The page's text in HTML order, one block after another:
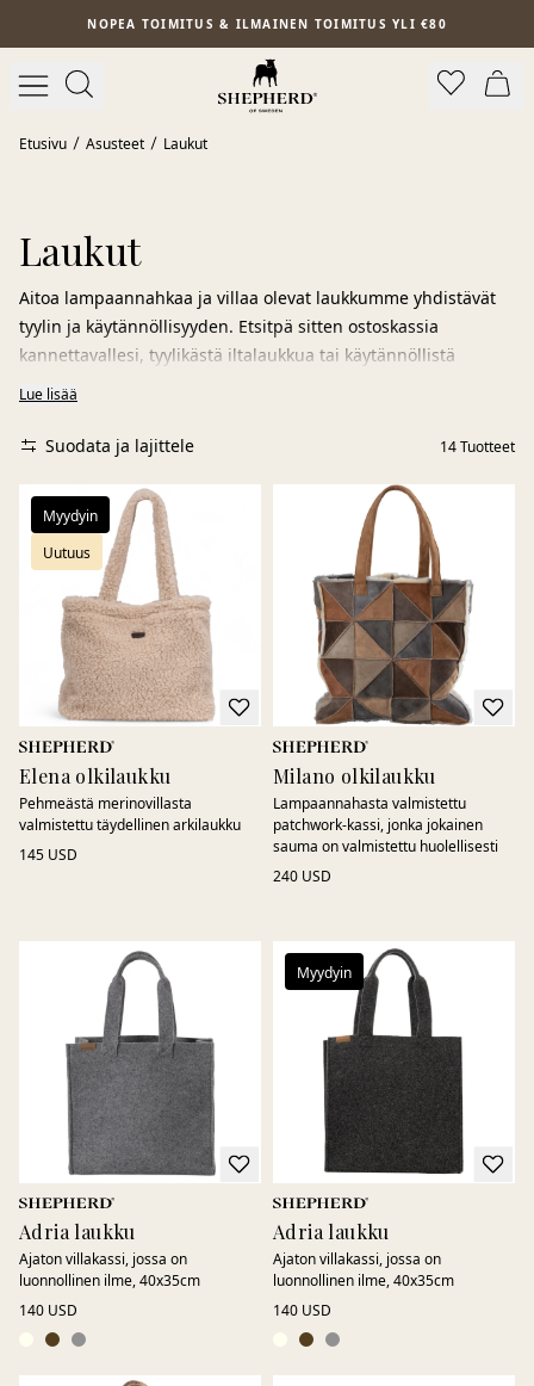
Siirry pääsisältöönNOPEA TOIMITUS & ILMAINEN TOIMITUS YLI €80
Etusivu Asusteet Laukut
Laukut
Aitoa lampaannahkaa ja villaa olevat laukkumme yhdistävät
tyylin ja käytännöllisyyden. Etsitpä sitten ostoskassia
kannettavallesi, tyylikästä iltalaukkua tai käytännöllistä
arkilaukkua, meiltä löytyy vaihtoehtoja joka tilanteeseen.
asuusi tyylikästä vivahdetta.
Lue lisää
Suodata ja lajittele 14Tuotteet
Myydyin
Uutuus
Elena olkilaukku
Pehmeästä merinovillasta
valmistettu täydellinen arkilaukku
145 USD
Milano olkilaukku
Lampaannahasta valmistettu
patchwork-kassi, jonka jokainen
sauma on valmistettu huolellisesti
240 USD
Adria laukku
Ajaton villakassi, jossa on
luonnollinen ilme, 40x35cm
140 USD
Myydyin
Adria laukku
Ajaton villakassi, jossa on
luonnollinen ilme, 40x35cm
140 USD